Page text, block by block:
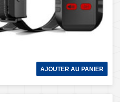
AJOUTER AU PANIER